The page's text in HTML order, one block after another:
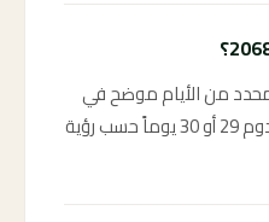
2068 عدد محدد من الأيام موضح في
العداد التنازلي. رمضان كريم يدوم 29 أو 30 يوماً حسب رؤية